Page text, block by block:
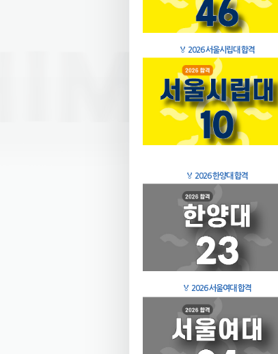
🏅 2026 서울시립대 합격
🏅 2026 한양대 합격
🏅 2026 서울여대 합격